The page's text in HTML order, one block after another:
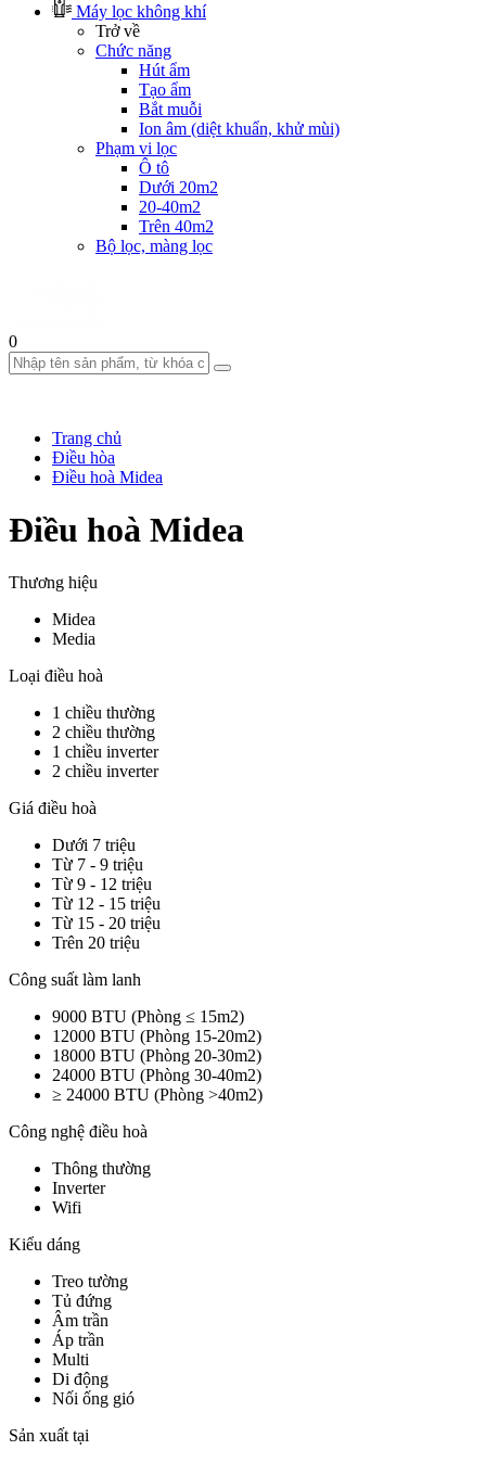
Máy lọc không khí
Trở về
Chức năng
Hút ẩm
Tạo ẩm
Bắt muỗi
Ion âm (diệt khuẩn, khử mùi)
Phạm vi lọc
Ô tô
Dưới 20m2
20-40m2
Trên 40m2
Bộ lọc, màng lọc
0
Trang chủ
Điều hòa
Điều hoà Midea
Điều hoà Midea
Thương hiệu
Midea
Media
Loại điều hoà
1 chiều thường
2 chiều thường
1 chiều inverter
2 chiều inverter
Giá điều hoà
Dưới 7 triệu
Từ 7 - 9 triệu
Từ 9 - 12 triệu
Từ 12 - 15 triệu
Từ 15 - 20 triệu
Trên 20 triệu
Công suất làm lanh
9000 BTU (Phòng ≤ 15m2)
12000 BTU (Phòng 15-20m2)
18000 BTU (Phòng 20-30m2)
24000 BTU (Phòng 30-40m2)
≥ 24000 BTU (Phòng >40m2)
Công nghệ điều hoà
Thông thường
Inverter
Wifi
Kiểu dáng
Treo tường
Tủ đứng
Âm trần
Áp trần
Multi
Di động
Nối ống gió
Sản xuất tại